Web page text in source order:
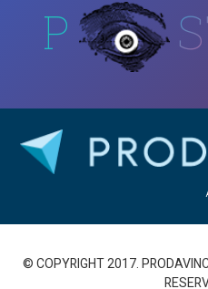
P
© COPYRIGHT 2017.